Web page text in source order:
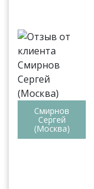
Смирнов
Сергей
(Москва)